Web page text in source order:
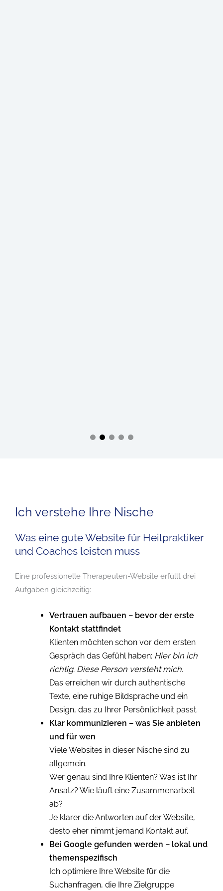
Ich verstehe Ihre Nische
Was eine gute Website für Heilpraktiker
und Coaches leisten muss
Eine professionelle Therapeuten-Website erfüllt drei
Aufgaben gleichzeitig:
Vertrauen aufbauen – bevor der erste
Kontakt stattfindet
Klienten möchten schon vor dem ersten
Gespräch das Gefühl haben: Hier bin ich
richtig. Diese Person versteht mich.
Das erreichen wir durch authentische
Texte, eine ruhige Bildsprache und ein
Design, das zu Ihrer Persönlichkeit passt.
Klar kommunizieren – was Sie anbieten
und für wen
Viele Websites in dieser Nische sind zu
allgemein.
Wer genau sind Ihre Klienten? Was ist Ihr
Ansatz? Wie läuft eine Zusammenarbeit
ab?
Je klarer die Antworten auf der Website,
desto eher nimmt jemand Kontakt auf.
Bei Google gefunden werden – lokal und
themenspezifisch
Ich optimiere Ihre Website für die
Suchanfragen, die Ihre Zielgruppe